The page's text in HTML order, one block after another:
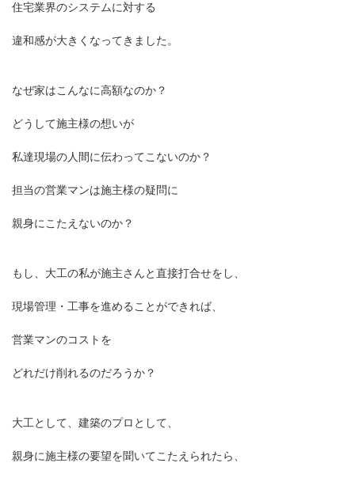
住宅業界のシステムに対する
違和感が大きくなってきました。
なぜ家はこんなに高額なのか？
どうして施主様の想いが
私達現場の人間に伝わってこないのか？
担当の営業マンは施主様の疑問に
親身にこたえないのか？
もし、大工の私が施主さんと直接打合せをし、
現場管理・工事を進めることができれば、
営業マンのコストを
どれだけ削れるのだろうか？
大工として、建築のプロとして、
親身に施主様の要望を聞いてこたえられたら、